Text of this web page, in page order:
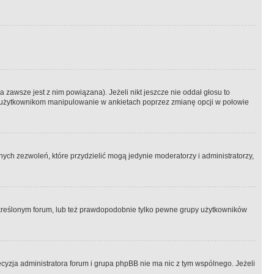
jest z nim powiązana). Jeżeli nikt jeszcze nie oddał głosu to
manipulowanie w ankietach poprzez zmianę opcji w połowie
zezwoleń, które przydzielić mogą jedynie moderatorzy i administratorzy,
forum, lub też prawdopodobnie tylko pewne grupy użytkowników
administratora forum i grupa phpBB nie ma nic z tym wspólnego. Jeżeli